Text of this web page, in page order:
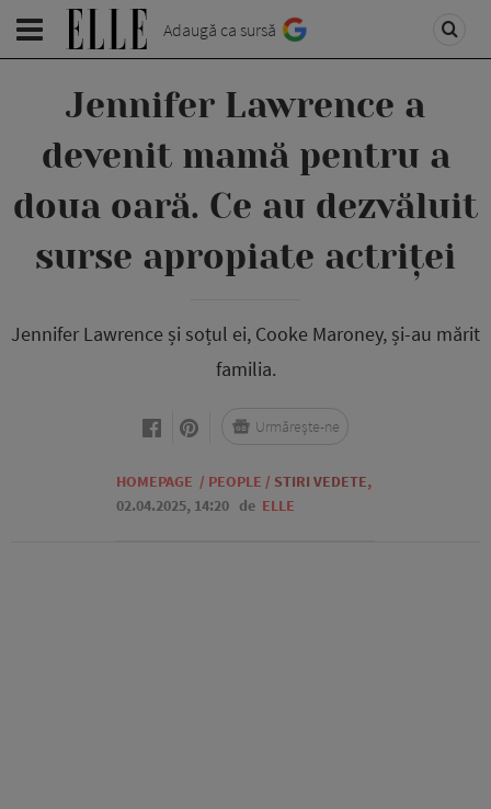
Adaugă ca sursă
Jennifer Lawrence a
devenit mamă pentru a
doua oară. Ce au dezvăluit
surse apropiate actriței
Jennifer Lawrence și soțul ei, Cooke Maroney, și-au mărit
familia.
HOMEPAGE / PEOPLE / STIRI VEDETE,
02.04.2025, 14:20 de ELLE
Urmărește-ne